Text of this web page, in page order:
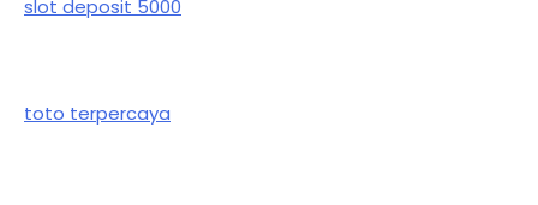
slot deposit 5000
toto terpercaya